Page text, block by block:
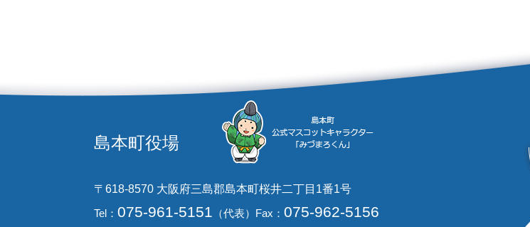
島本町役場
〒618-8570 大阪府三島郡島本町桜井二丁目1番1号
Tel： 075-961-5151 （代表） Fax： 075-962-5156